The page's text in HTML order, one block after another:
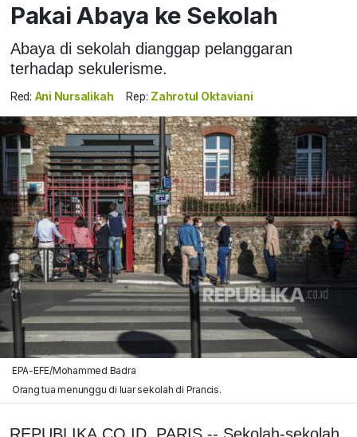
Pakai Abaya ke Sekolah
Abaya di sekolah dianggap pelanggaran
terhadap sekulerisme.
Red: Ani Nursalikah Rep: Zahrotul Oktaviani
EPA-EFE/Mohammed Badra
Orang tua menunggu di luar sekolah di Prancis.